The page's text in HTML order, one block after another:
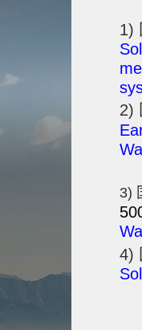
1)
2)
3)
4)